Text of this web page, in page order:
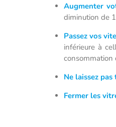
Augmenter
diminution de
Passez vos
inférieure à
consommation
Ne laissez
Fermer les